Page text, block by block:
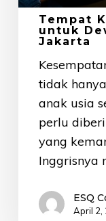
Jakarta
Tempat
untuk
Jakarta
tidak
anak usia
perlu
yang
Inggrisnya
ESQ
April 2,